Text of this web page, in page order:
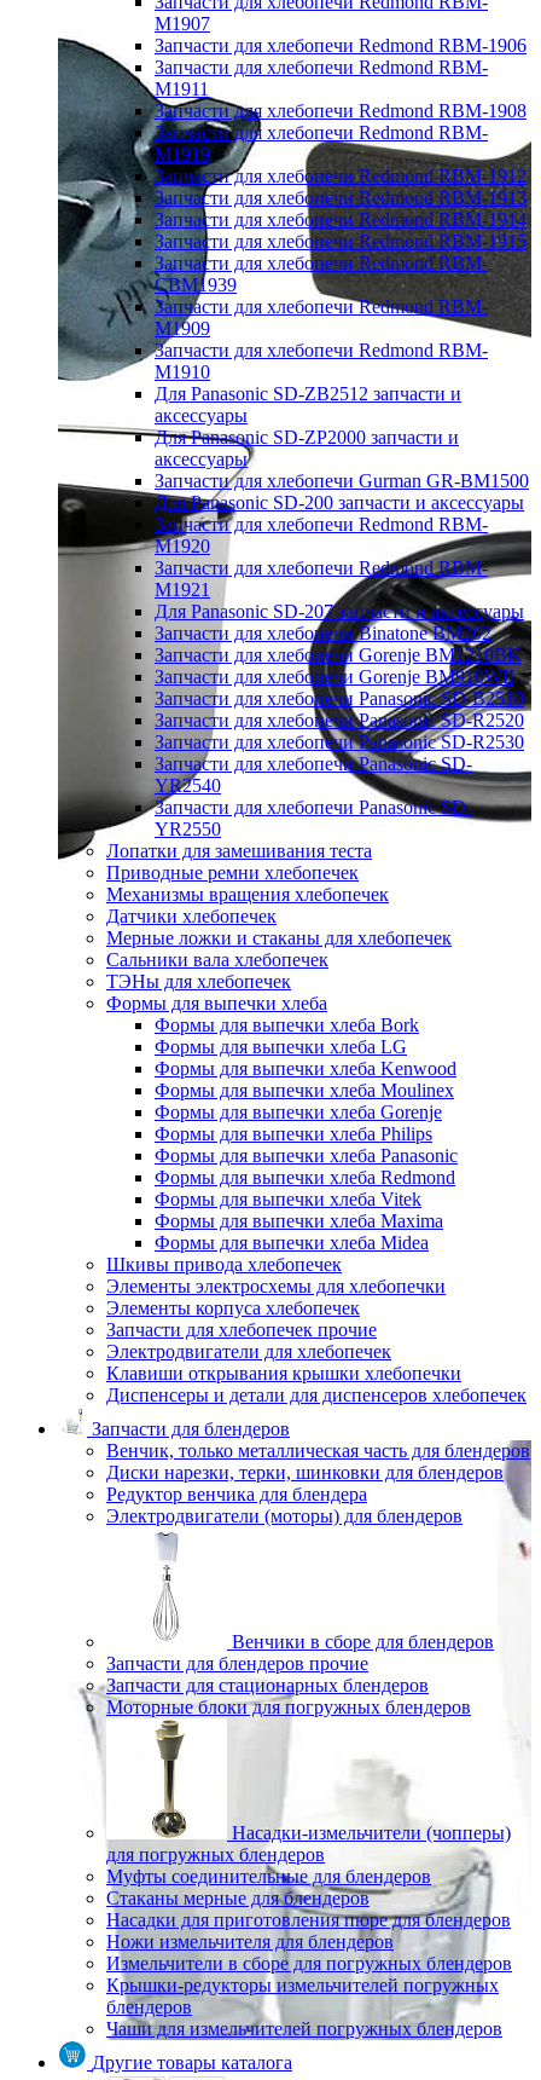
M1907
Запчасти для хлебопечи Redmond RBM-1906
Запчасти для хлебопечи Redmond RBM-
M1911
Запчасти для хлебопечи Redmond RBM-1908
Запчасти для хлебопечи Redmond RBM-
M1919
Запчасти для хлебопечи Redmond RBM-1912
Запчасти для хлебопечи Redmond RBM-1913
Запчасти для хлебопечи Redmond RBM-1914
Запчасти для хлебопечи Redmond RBM-1915
Запчасти для хлебопечи Redmond RBM-
CBM1939
Запчасти для хлебопечи Redmond RBM-
M1909
Запчасти для хлебопечи Redmond RBM-
M1910
Для Panasonic SD-ZB2512 запчасти и
аксессуары
Для Panasonic SD-ZP2000 запчасти и
аксессуары
Запчасти для хлебопечи Gurman GR-BM1500
Для Panasonic SD-200 запчасти и аксессуары
Запчасти для хлебопечи Redmond RBM-
M1920
Запчасти для хлебопечи Redmond RBM-
M1921
Для Panasonic SD-207 запчасти и аксессуары
Запчасти для хлебопечи Binatone BM202
Запчасти для хлебопечи Gorenje BM1210BK
Запчасти для хлебопечи Gorenje BM910WII
Запчасти для хлебопечи Panasonic SD-B2510
Запчасти для хлебопечи Panasonic SD-R2520
Запчасти для хлебопечи Panasonic SD-R2530
Запчасти для хлебопечи Panasonic SD-
YR2540
Запчасти для хлебопечи Panasonic SD-
YR2550
Лопатки для замешивания теста
Приводные ремни хлебопечек
Механизмы вращения хлебопечек
Датчики хлебопечек
Мерные ложки и стаканы для хлебопечек
Сальники вала хлебопечек
ТЭНы для хлебопечек
Формы для выпечки хлеба
Формы для выпечки хлеба Bork
Формы для выпечки хлеба LG
Формы для выпечки хлеба Kenwood
Формы для выпечки хлеба Moulinex
Формы для выпечки хлеба Gorenje
Формы для выпечки хлеба Philips
Формы для выпечки хлеба Panasonic
Формы для выпечки хлеба Redmond
Формы для выпечки хлеба Vitek
Формы для выпечки хлеба Maxima
Формы для выпечки хлеба Midea
Шкивы привода хлебопечек
Элементы электросхемы для хлебопечки
Элементы корпуса хлебопечек
Запчасти для хлебопечек прочие
Электродвигатели для хлебопечек
Клавиши открывания крышки хлебопечки
Диспенсеры и детали для диспенсеров хлебопечек
Запчасти для блендеров
Венчик, только металлическая часть для блендеров
Диски нарезки, терки, шинковки для блендеров
Редуктор венчика для блендера
Электродвигатели (моторы) для блендеров
Венчики в сборе для блендеров
Запчасти для блендеров прочие
Запчасти для стационарных блендеров
Моторные блоки для погружных блендеров
Насадки-измельчители (чопперы)
для погружных блендеров
Муфты соединительные для блендеров
Стаканы мерные для блендеров
Насадки для приготовления пюре для блендеров
Ножи измельчителя для блендеров
Измельчители в сборе для погружных блендеров
Крышки-редукторы измельчителей погружных
блендеров
Чаши для измельчителей погружных блендеров
Другие товары каталога